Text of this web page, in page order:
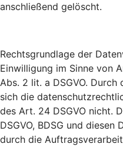
anschließend gelöscht.
Rechtsgrundlage der
Einwilligung im Sinne von
Abs. 2 lit. a DSGVO.
sich die
des Art. 24 DSGVO nicht.
DSGVO, BDSG und
durch die